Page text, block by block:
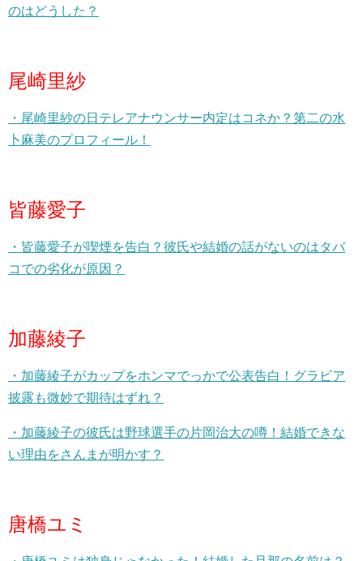
のはどうした？
尾崎里紗
・尾崎里紗の日テレアナウンサー内定はコネか？第二の水
卜麻美のプロフィール！
皆藤愛子
・皆藤愛子が喫煙を告白？彼氏や結婚の話がないのはタバ
コでの劣化が原因？
加藤綾子
・加藤綾子がカップをホンマでっかで公表告白！グラビア
披露も微妙で期待はずれ？
・加藤綾子の彼氏は野球選手の片岡治大の噂！結婚できな
い理由をさんまが明かす？
唐橋ユミ